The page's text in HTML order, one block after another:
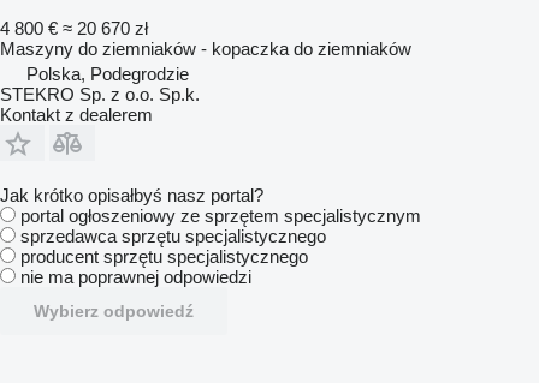
4 800 € ≈ 20 670 zł
Maszyny do ziemniaków - kopaczka do ziemniaków
Polska, Podegrodzie
STEKRO Sp. z o.o. Sp.k.
Kontakt z dealerem
Jak krótko opisałbyś nasz portal?
portal ogłoszeniowy ze sprzętem specjalistycznym
sprzedawca sprzętu specjalistycznego
producent sprzętu specjalistycznego
nie ma poprawnej odpowiedzi
Wybierz odpowiedź